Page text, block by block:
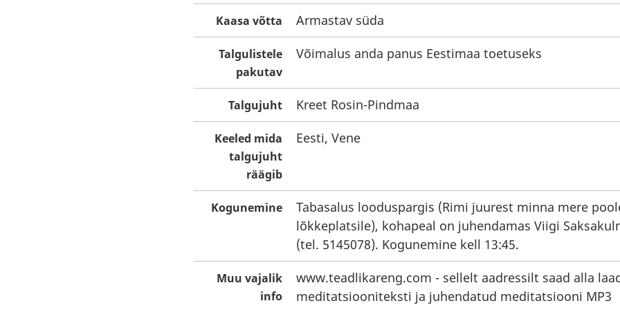
Kaasa võtta Armastav süda
Talgulistele
pakutav
Võimalus anda panus Eestimaa toetuseks
Talgujuht Kreet Rosin-Pindmaa
Keeled mida
talgujuht
räägib
Eesti, Vene
Kogunemine
Tabasalus looduspargis (Rimi juurest minna mere
lõkkeplatsile), kohapeal on juhendamas Viigi
(tel. 5145078). Kogunemine kell 13:45.
Muu vajalik
info
www.teadlikareng.com - sellelt aadressilt saad alla
meditatsiooniteksti ja juhendatud meditatsiooni MP3